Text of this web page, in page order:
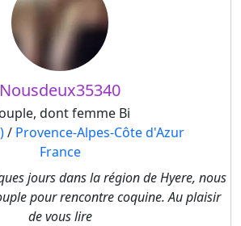
Nousdeux35340
dont femme Bi
/ Provence-Alpes-Côte d'Azur
France
jours dans la région de Hyere, nous
pour rencontre coquine. Au plaisir
de vous lire